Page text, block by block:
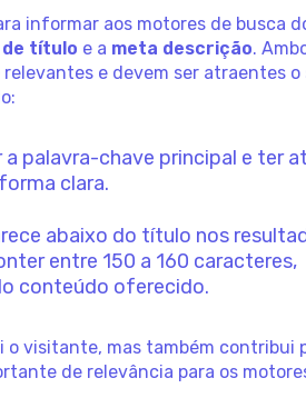
informar aos motores de busca
título e a meta descrição.
e devem ser atraentes
palavra-chave principal e ter
clara.
abaixo do título nos
entre 150 a 160 caracteres,
conteúdo oferecido.
o visitante, mas também contribui
de relevância para os